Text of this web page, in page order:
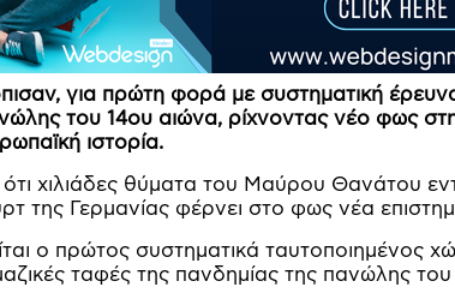
για πρώτη φορά με συστηματική
του 14ου αιώνα, ρίχνοντας νέο φως στη
ιστορία.
ότι χιλιάδες θύματα του Μαύρου Θανάτου
της Γερμανίας φέρνει στο φως νέα
ο πρώτος συστηματικά ταυτοποιημένος
ταφές της πανδημίας της πανώλης